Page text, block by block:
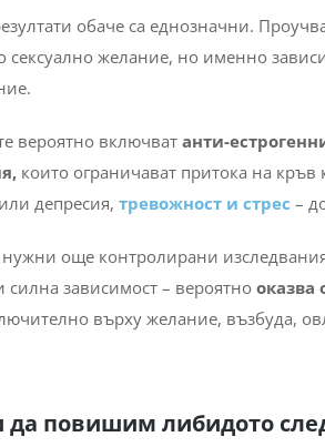
обаче са еднозначни.
сексуално желание, но именно
вероятно включватанти-
които ограничават притока на
депресия, тревожност и стрес –
още контролирани
силна зависимост – вероятно оказва
върху желание, възбуда,
повишим либидото